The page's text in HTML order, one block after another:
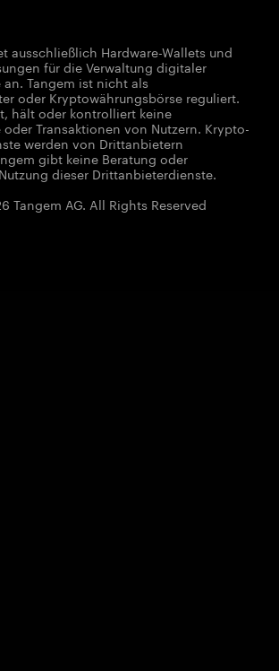
ausschließlich Hardware-Wallets und
für die Verwaltung digitaler
an. Tangem ist nicht als
oder Kryptowährungsbörse reguliert.
hält oder kontrolliert keine
Transaktionen von Nutzern. Krypto-
werden von Drittanbietern
gibt keine Beratung oder
dieser Drittanbieterdienste.